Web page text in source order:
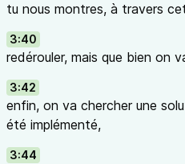
tu nous montres, à travers
3:40
redérouler, mais que bien on
3:42
enfin, on va chercher une
été implémenté,
3:44